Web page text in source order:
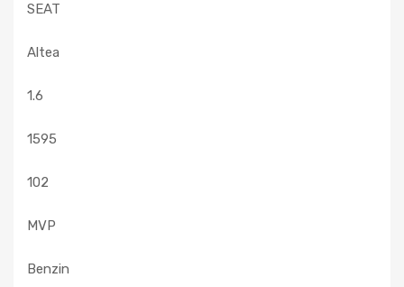
SEAT
Altea
1.6
1595
102
MVP
Benzin